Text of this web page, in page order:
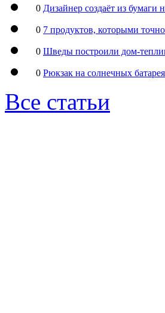
0 Дизайнер создаёт из
0 7 продуктов, которыми
0 Шведы построили дом-
0 Рюкзак на солнечных
Все статьи